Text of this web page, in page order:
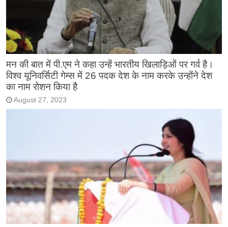
मन की बात में पी.एम ने कहा उन्हें भारतीय खिलाड़िओं पर गर्व है।
विश्व यूनिवर्सिटी गेम्स में 26 पदक देश के नाम करके उन्होंने देश
का नाम रोशन किया है
August 27, 2023